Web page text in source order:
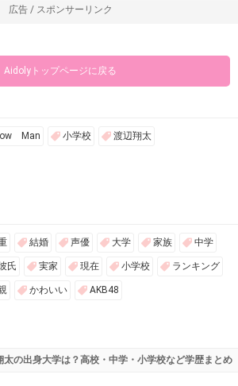
広告 / スポンサーリンク
Aidolyトップページに戻る
Man 小学校 渡辺翔太
結婚 声優 大学 家族 中学
氏 実家 現在 小学校 ランキング
かわいい AKB48
太の出身大学は？高校・中学・小学校など学歴まとめ